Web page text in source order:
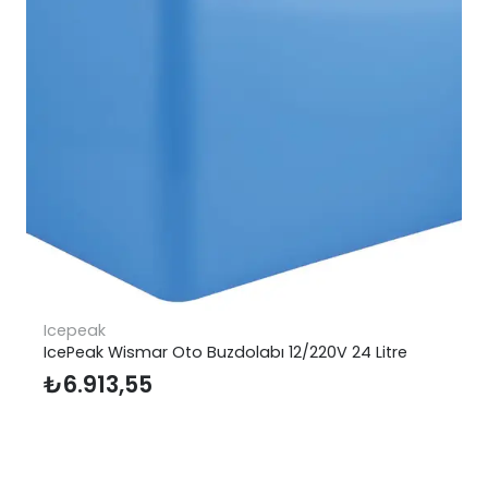
Icepeak
IcePeak Wismar Oto Buzdolabı 12/220V 24 Litre
₺6.913,55